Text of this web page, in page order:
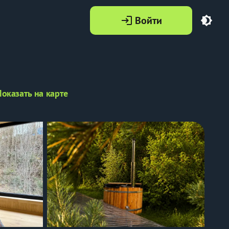
login Войти brightness_4
на карте